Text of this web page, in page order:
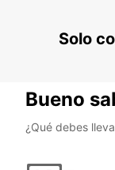
Solo
Bueno
¿Qué debes